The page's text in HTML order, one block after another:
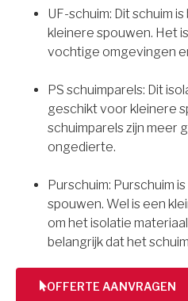
UF-schuim: Dit schuim
kleinere spouwen. Het
vochtige omgevingen
PS schuimparels: Dit
geschikt voor kleinere
schuimparels zijn meer
ongedierte.
Purschuim: Purschuim
spouwen. Wel is een
om het isolatie
belangrijk dat het
OFFERTE AANVRAGEN